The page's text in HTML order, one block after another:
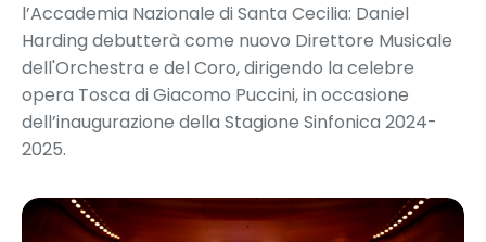
l’Accademia Nazionale di Santa Cecilia: Daniel
Harding debutterà come nuovo Direttore Musicale
dell'Orchestra e del Coro, dirigendo la celebre
opera Tosca di Giacomo Puccini, in occasione
dell’inaugurazione della Stagione Sinfonica 2024-
2025.